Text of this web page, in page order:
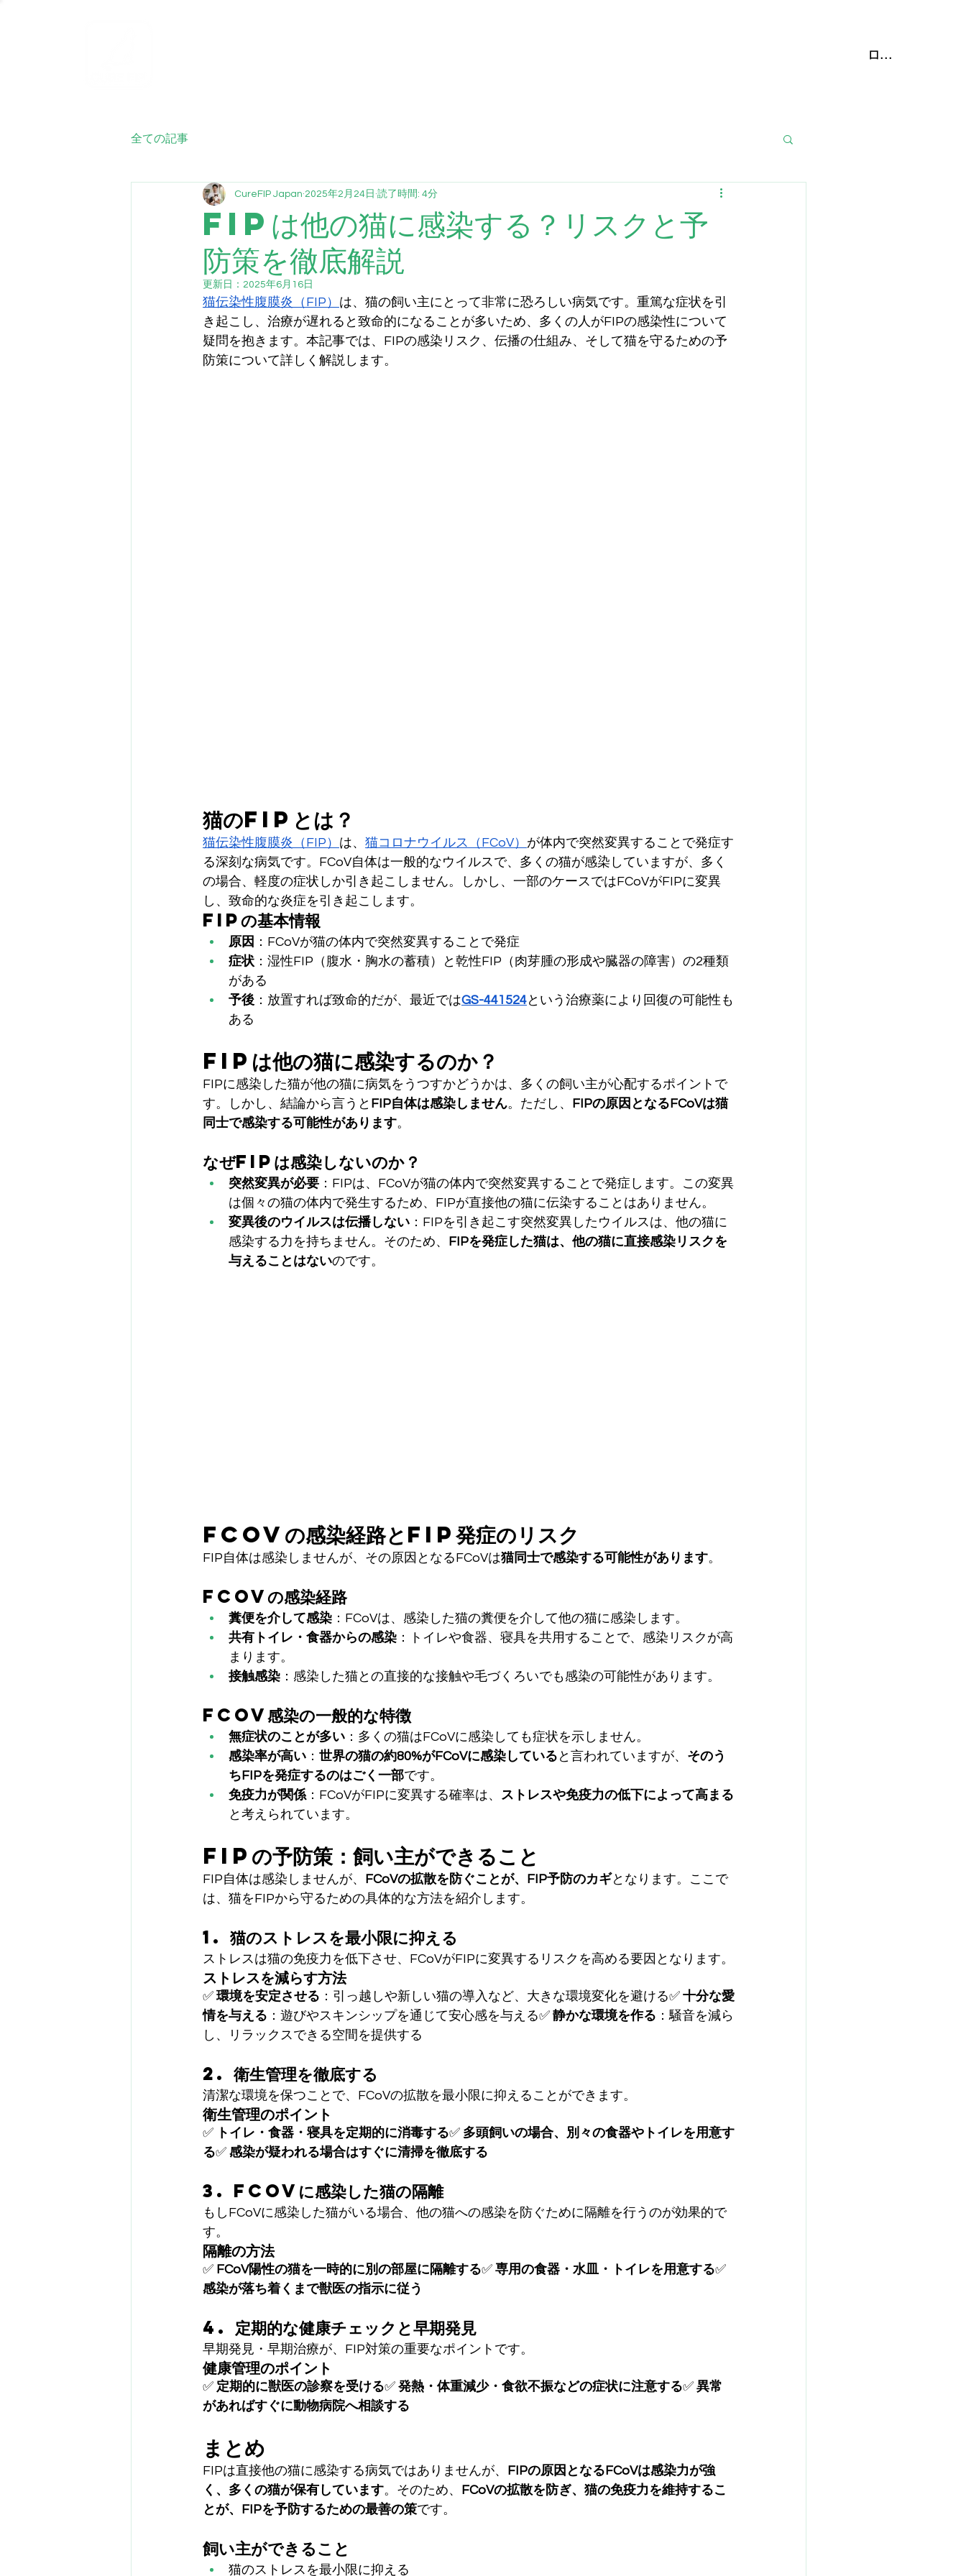
ログイン
全ての記事
FIPは他の猫に感染する？リスクと予
防策を徹底解説
CureFIP Japan 2025年2月24日 読了時間: 4分
更新日： 2025年6月16日
猫伝染性腹膜炎（FIP） は、猫の飼い主にとって非常に恐ろしい病気です。重篤な症状を引
き起こし、治療が遅れると致命的になることが多いため、多くの人がFIPの感染性について
疑問を抱きます。本記事では、FIPの感染リスク、伝播の仕組み、そして猫を守るための予
防策について詳しく解説します。
猫のFIPとは？
猫伝染性腹膜炎（FIP） は、 猫コロナウイルス（FCoV） が体内で突然変異することで発症す
る深刻な病気です。FCoV自体は一般的なウイルスで、多くの猫が感染していますが、多く
の場合、軽度の症状しか引き起こしません。しかし、一部のケースではFCoVがFIPに変異
し、致命的な炎症を引き起こします。
FIPの基本情報
原因 ：FCoVが猫の体内で突然変異することで発症
症状 ：湿性FIP（腹水・胸水の蓄積）と乾性FIP（肉芽腫の形成や臓器の障害）の2種類
がある
予後 ：放置すれば致命的だが、最近ではGS-441524という治療薬により回復の可能性も
ある
FIPは他の猫に感染するのか？
FIPに感染した猫が他の猫に病気をうつすかどうかは、多くの飼い主が心配するポイントで
す。しかし、結論から言うと FIP自体は感染しません。ただし、
FIPの原因となるFCoVは猫
同士で感染する可能性があります。
なぜFIPは感染しないのか？
突然変異が必要 ：FIPは、FCoVが猫の体内で突然変異することで発症します。この変異
は個々の猫の体内で発生するため、FIPが直接他の猫に伝染することはありません。
変異後のウイルスは伝播しない ：FIPを引き起こす突然変異したウイルスは、他の猫に
感染する力を持ちません。そのため、
FIPを発症した猫は、他の猫に直接感染リスクを
与えることはないのです。
FCoVの感染経路とFIP発症のリスク
FIP自体は感染しませんが、その原因となるFCoVは猫同士で感染する可能性があります。
FCoVの感染経路
糞便を介して感染 ：FCoVは、感染した猫の糞便を介して他の猫に感染します。
共有トイレ・食器からの感染 ：トイレや食器、寝具を共用することで、感染リスクが高
まります。
接触感染 ：感染した猫との直接的な接触や毛づくろいでも感染の可能性があります。
FCoV感染の一般的な特徴
無症状のことが多い ：多くの猫はFCoVに感染しても症状を示しません。
感染率が高い ： 世界の猫の約80%がFCoVに感染している と言われていますが、 そのう
ちFIPを発症するのはごく一部です。
免疫力が関係 ：FCoVがFIPに変異する確率は、
ストレスや免疫力の低下によって高まる
と考えられています。
FIPの予防策：飼い主ができること
FIP自体は感染しませんが、 FCoVの拡散を防ぐことが、FIP予防のカギとなります。ここで
は、猫をFIPから守るための具体的な方法を紹介します。
1. 猫のストレスを最小限に抑える
ストレスは猫の免疫力を低下させ、FCoVがFIPに変異するリスクを高める要因となります。
ストレスを減らす方法
✅ 環境を安定させる ：引っ越しや新しい猫の導入など、大きな環境変化を避ける✅ 十分な愛
情を与える ：遊びやスキンシップを通じて安心感を与える✅ 静かな環境を作る ：騒音を減ら
し、リラックスできる空間を提供する
2. 衛生管理を徹底する
清潔な環境を保つことで、FCoVの拡散を最小限に抑えることができます。
衛生管理のポイント
✅ トイレ・食器・寝具を定期的に消毒する✅ 多頭飼いの場合、別々の食器やトイレを用意す
る✅ 感染が疑われる場合はすぐに清掃を徹底する
3. FCoVに感染した猫の隔離
もしFCoVに感染した猫がいる場合、他の猫への感染を防ぐために隔離を行うのが効果的で
す。
隔離の方法
✅ FCoV陽性の猫を一時的に別の部屋に隔離する✅ 専用の食器・水皿・トイレを用意する✅
感染が落ち着くまで獣医の指示に従う
4. 定期的な健康チェックと早期発見
早期発見・早期治療が、FIP対策の重要なポイントです。
健康管理のポイント
✅ 定期的に獣医の診察を受ける✅ 発熱・体重減少・食欲不振などの症状に注意する✅ 異常
があればすぐに動物病院へ相談する
まとめ
FIPは直接他の猫に感染する病気ではありませんが、
FIPの原因となるFCoVは感染力が強
く、多くの猫が保有しています。そのため、
FCoVの拡散を防ぎ、猫の免疫力を維持するこ
とが、FIPを予防するための最善の策です。
飼い主ができること
猫のストレスを最小限に抑える